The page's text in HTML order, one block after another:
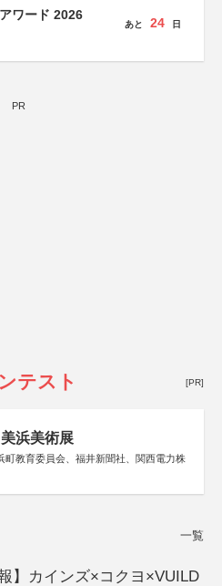
ワード 2026
あと 24 日
PR
テスト [PR]
浜美術展
町教育委員会、福井新聞社、関西電力株
一覧
報】カインズ×コクヨ×VUILD